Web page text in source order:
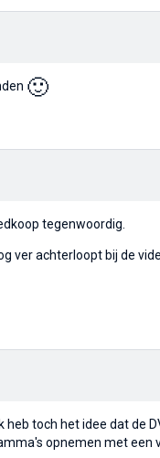
🙂
tegenwoordig.
ver achterloopt bij de
heb toch het idee dat de
opnemen met een